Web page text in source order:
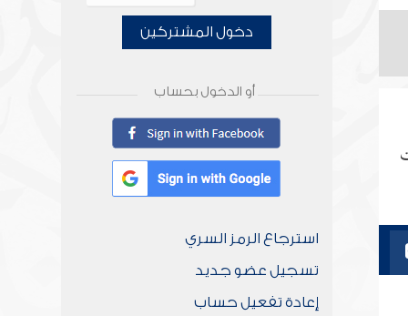
دخول المشتركين
أو الدخول بحساب
استرجاع الرمز السري
تسجيل عضو جديد
إعادة تفعيل حساب